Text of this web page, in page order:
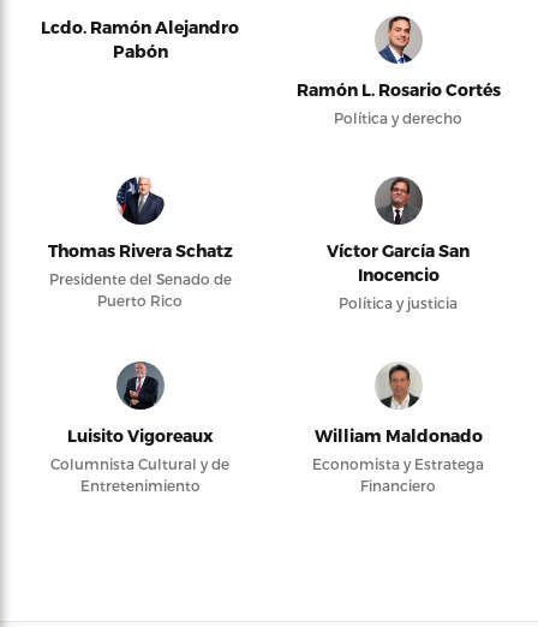
Lcdo. Ramón Alejandro
Pabón
Ramón L. Rosario Cortés
Política y derecho
Thomas Rivera Schatz
Presidente del Senado de
Puerto Rico
Víctor García San
Inocencio
Política y justicia
Luisito Vigoreaux
Columnista Cultural y de
Entretenimiento
William Maldonado
Economista y Estratega
Financiero